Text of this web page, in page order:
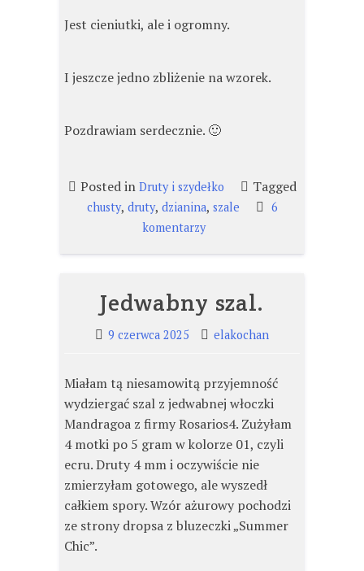
Jest cieniutki, ale i ogromny.
I jeszcze jedno zbliżenie na wzorek.
Pozdrawiam serdecznie. 🙂
Posted in Druty i szydełko Tagged
chusty, druty, dzianina, szale
6
komentarzydo
Jedwabny szal.
9 czerwca 2025 elakochan
Miałam tą niesamowitą przyjemność
wydziergać szal z jedwabnej włoczki
Mandragoa z firmy Rosarios4. Zużyłam
4 motki po 5 gram w kolorze 01, czyli
ecru. Druty 4 mm i oczywiście nie
zmierzyłam gotowego, ale wyszedł
całkiem spory. Wzór ażurowy pochodzi
ze strony dropsa z bluzeczki „Summer
Chic”.